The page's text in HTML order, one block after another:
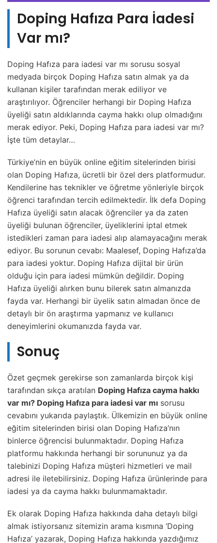
Doping Hafıza Para İadesi
Var mı?
Doping Hafıza para iadesi var mı sorusu sosyal
medyada birçok Doping Hafıza satın almak ya da
kullanan kişiler tarafından merak ediliyor ve
araştırılıyor. Öğrenciler herhangi bir Doping Hafıza
üyeliği satın aldıklarında cayma hakkı olup olmadığını
merak ediyor. Peki, Doping Hafıza para iadesi var mı?
İşte tüm detaylar…
Türkiye’nin en büyük online eğitim sitelerinden birisi
olan Doping Hafıza, ücretli bir özel ders platformudur.
Kendilerine has teknikler ve öğretme yönleriyle birçok
öğrenci tarafından tercih edilmektedir. İlk defa Doping
Hafıza üyeliği satın alacak öğrenciler ya da zaten
üyeliği bulunan öğrenciler, üyeliklerini iptal etmek
istedikleri zaman para iadesi alıp alamayacağını merak
ediyor. Bu sorunun cevabı: Maalesef, Doping Hafıza’da
para iadesi yoktur. Doping Hafıza dijital bir ürün
olduğu için para iadesi mümkün değildir. Doping
Hafıza üyeliği alırken bunu bilerek satın almanızda
fayda var. Herhangi bir üyelik satın almadan önce de
detaylı bir ön araştırma yapmanız ve kullanıcı
deneyimlerini okumanızda fayda var.
Sonuç
Özet geçmek gerekirse son zamanlarda birçok kişi
tarafından sıkça aratılan Doping Hafıza cayma hakkı
var mı? Doping Hafıza para iadesi var mı sorusu
cevabını yukarıda paylaştık. Ülkemizin en büyük online
eğitim sitelerinden birisi olan Doping Hafıza’nın
binlerce öğrencisi bulunmaktadır. Doping Hafıza
platformu hakkında herhangi bir sorununuz ya da
talebinizi Doping Hafıza müşteri hizmetleri ve mail
adresi ile iletebilirsiniz. Doping Hafıza ürünlerinde para
iadesi ya da cayma hakkı bulunmamaktadır.
Ek olarak Doping Hafıza hakkında daha detaylı bilgi
almak istiyorsanız sitemizin arama kısmına ‘Doping
Hafıza’ yazarak, Doping Hafıza hakkında yazdığımız